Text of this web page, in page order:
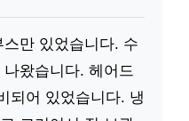
만 있었습니다. 수
왔습니다. 헤어드
되어 있었습니다. 냉